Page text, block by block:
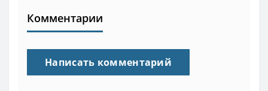
Комментарии
Написать комментарий